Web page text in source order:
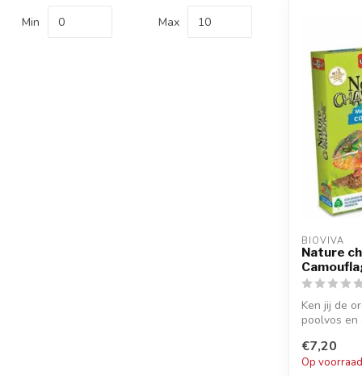
Min Max
BIOVIVA
Nature
Ken jij de
poolvos en
€7,20
Op voorraad